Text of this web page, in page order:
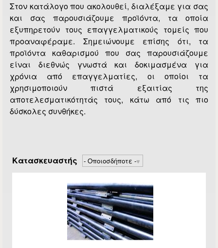
Στον κατάλογο που ακολουθεί, διαλέξαμε για σας
και σας παρουσιάζουμε προϊόντα, τα οποία
εξυπηρετούν τους επαγγελματικούς τομείς που
προαναφέραμε. Σημειώνουμε επίσης ότι, τα
προϊόντα καθαρισμού που σας παρουσιάζουμε
είναι διεθνώς γνωστά και δοκιμασμένα για
χρόνια από επαγγελματίες, οι οποίοι τα
χρησιμοποιούν πιστά εξαιτίας της
αποτελεσματικότητάς τους, κάτω από τις πιο
δύσκολες συνθήκες.
Κατασκευαστής